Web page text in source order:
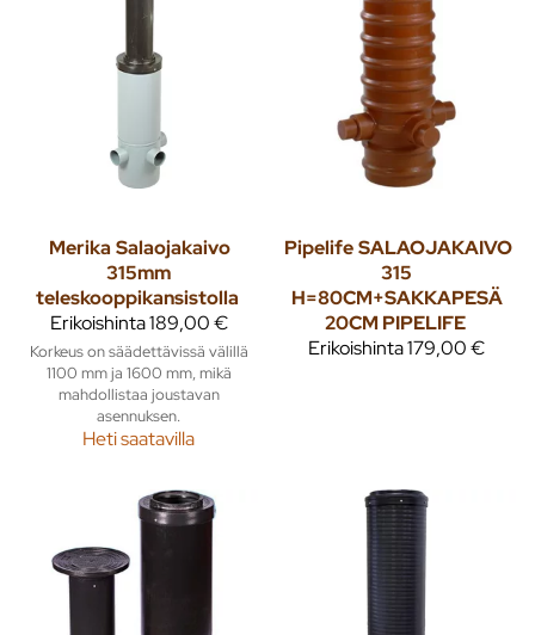
Merika Salaojakaivo
315mm
teleskooppikansistolla
Erikoishinta189,00 €
Korkeus on säädettävissä välillä
1100 mm ja 1600 mm, mikä
mahdollistaa joustavan
asennuksen.
Heti saatavilla
Pipelife SALAOJAKAIVO
315
H=80CM+SAKKAPESÄ
20CM PIPELIFE
Erikoishinta179,00 €